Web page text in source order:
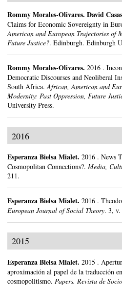
Rommy Morales-Olivares. David
Claims for Economic Sovereignty in
American and European Trajectories of
Future Justice?. Edinburgh. Edinburgh
Rommy Morales-Olivares. 2016 .
Democratic Discourses and Neoliberal
South Africa. African, American and
Modernity: Past Oppression, Future
University Press.
2016
Esperanza Bielsa Mialet. 2016 . News
Cosmopolitan Connections?. Media,
211.
Esperanza Bielsa Mialet. 2016 .
European Journal of Social Theory. 3, v.
2015
Esperanza Bielsa Mialet. 2015 .
aproximación al papel de la traducción
cosmopolitismo. Papers. Revista de